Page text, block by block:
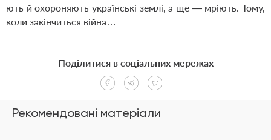
ють й охороняють українські землі, а ще — мріють. Тому,
коли закінчиться війна…
Рекомендовані матеріали
Поділитися в соціальних мережах